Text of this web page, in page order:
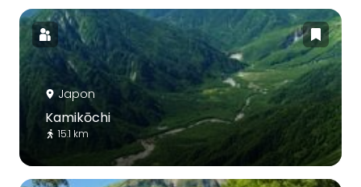
Japon
Kamikōchi
15.1 km